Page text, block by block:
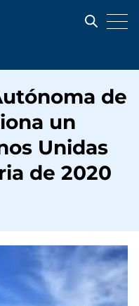
de
un
Unidas
de 2020